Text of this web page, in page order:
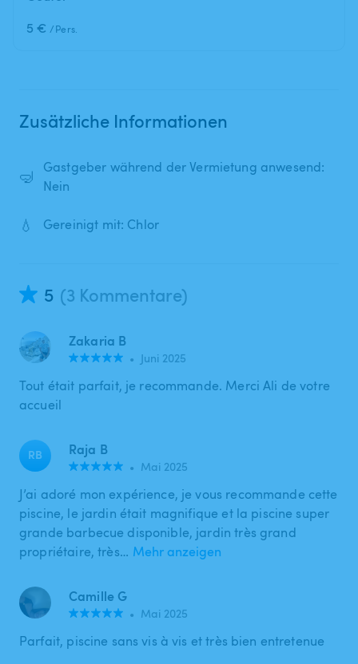
5 € /Pers.
Zusätzliche Informationen
🤿
Gastgeber während der Vermietung anwesend:
Nein
💧 Gereinigt mit: Chlor
5 (3 Kommentare)
Zakaria B
• Juni 2025
Tout était parfait, je recommande. Merci Ali de votre
accueil
RB Raja B
• Mai 2025
J’ai adoré mon expérience, je vous recommande cette
piscine, le jardin était magnifique et la piscine super
grande barbecue disponible, jardin très grand
propriétaire, très… Mehr anzeigen
Camille G
• Mai 2025
Parfait, piscine sans vis à vis et très bien entretenue